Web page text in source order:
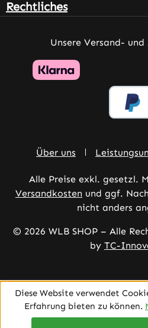
Rechtliches
Unsere Versand-
Über uns
Alle Preise exkl. gesetzl.
Versandkosten und ggf.
nicht anders
© 2026 WLB SHOP – Alle
by TC-
Diese Website verwendet
Erfahrung bieten zu können.